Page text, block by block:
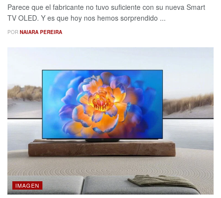
Parece que el fabricante no tuvo suficiente con su nueva Smart
TV OLED. Y es que hoy nos hemos sorprendido ...
POR NAIARA PEREIRA
IMAGEN